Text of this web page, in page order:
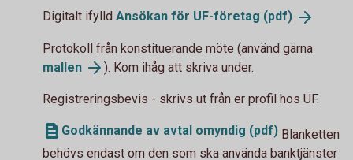
Digitalt ifylld Ansökan för UF-företag (pdf)
Protokoll från konstituerande möte (använd gärna
mallen
). Kom ihåg att skriva under.
Registreringsbevis - skrivs ut från er profil hos UF.
Godkännande av avtal omyndig (pdf) Blanketten
behövs endast om den som ska använda banktjänster